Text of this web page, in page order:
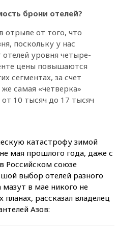
брони отелей?
отрыве от того, что
поскольку у нас
уровня четыре-
цены повышаются
сегментах, за счет
самая «четверка»
10 тысяч до 17 тысяч
катастрофу зимой
мая прошлого года, даже с
Российском союзе
выбор отелей разного
в мае никого не
планах, рассказал владелец
Азов: